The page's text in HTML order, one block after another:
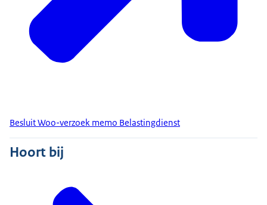
Besluit Woo-verzoek memo Belastingdienst
Hoort bij